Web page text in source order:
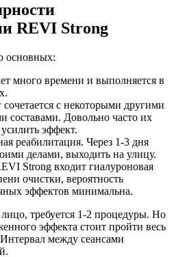
REVI Strong
основных:
много времени и выполняется в
с некоторыми другими
составами. Довольно часто их
эффект.
реабилитация. Через 1-3 дня
делами, выходить на улицу.
Strong входит гиалуроновая
очистки, вероятность
эффектов минимальна.
требуется 1-2 процедуры. Но
эффекта стоит пройти весь
между сеансами